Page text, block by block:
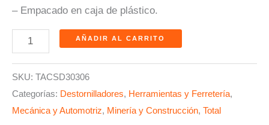
– Empacado en caja de plástico.
AÑADIR AL CARRITO
SKU: TACSD30306
Categorías: Destornilladores, Herramientas y Ferretería,
Mecánica y Automotriz, Minería y Construcción, Total